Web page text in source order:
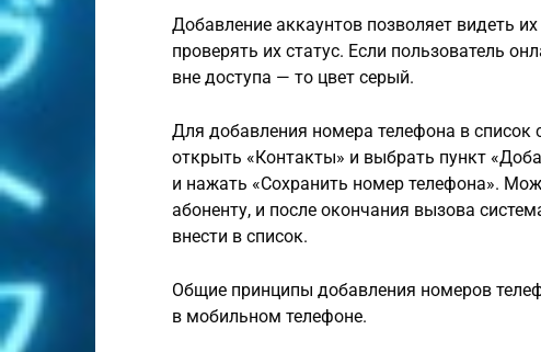
Добавление аккаунтов позволяет видеть
проверять их статус. Если пользователь
вне доступа — то цвет серый.
Для добавления номера телефона в
открыть «Контакты» и выбрать пункт
и нажать «Сохранить номер телефона».
абоненту, и после окончания вызова
внести в список.
Общие принципы добавления номеров
в мобильном телефоне.